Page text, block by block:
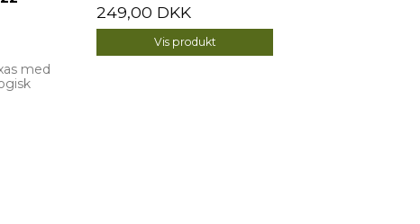
med
249,00 DKK
Vis produkt